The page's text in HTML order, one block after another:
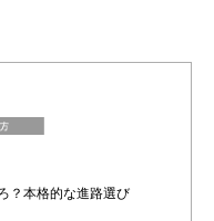
？本格的な進路選び